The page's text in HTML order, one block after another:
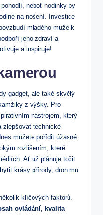
neboť hodinky by
na nošení. Investice
mladého muže k
jeho zdraví a
a inspiruje!
gadget, ale také skvělý
z výšky. Pro
nástrojem, který
zlepšovat technické
můžete pořídit úžasné
rozlišením, které
Ať už plánuje točit
krásy přírody, dron mu
klíčových faktorů.
ovládání, kvalita